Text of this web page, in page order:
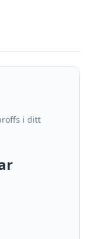
i ditt